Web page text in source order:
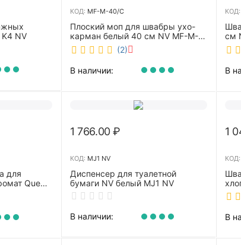
NV
КОД: MF-M-40/C
Плоский моп для швабры ухо-
карман белый 40 см NV MF-M-
40/C
(2)
В наличии:
КОД:
см
В
для
Queen
1 766.00₽
КОД: MJ1 NV
Диспенсер для туалетной
бумаги NV белый MJ1 NV
В наличии:
1
КОД:
В